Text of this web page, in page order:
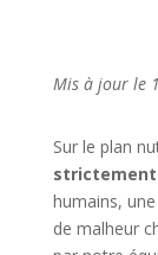
Mis à jour le
Sur le plan
humains,
de malheur